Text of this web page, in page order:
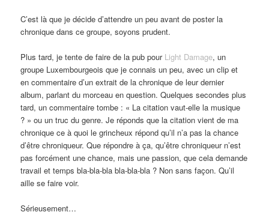
C’est là que je décide d’attendre un peu avant de poster la
chronique dans ce groupe, soyons prudent.
Plus tard, je tente de faire de la pub pour Light Damage, un
groupe Luxembourgeois que je connais un peu, avec un clip et
en commentaire d’un extrait de la chronique de leur dernier
album, parlant du morceau en question. Quelques secondes plus
tard, un commentaire tombe : « La citation vaut-elle la musique
? » ou un truc du genre. Je réponds que la citation vient de ma
chronique ce à quoi le grincheux répond qu’il n’a pas la chance
d’être chroniqueur. Que répondre à ça, qu’être chroniqueur n’est
pas forcément une chance, mais une passion, que cela demande
travail et temps bla-bla-bla bla-bla-bla ? Non sans façon. Qu’il
aille se faire voir.
Sérieusement…